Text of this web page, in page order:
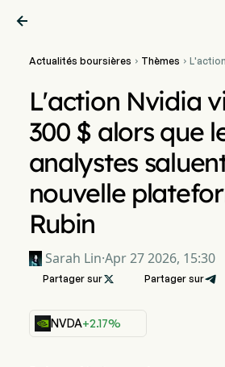

Actualités boursières  Thèmes 
L'action Nvidia
300 $ alors que
analystes
nouvelle
Rubin
Sarah Lin·Apr 27 2026, 15:30
Partager sur Partager sur
NVDA+2.17%